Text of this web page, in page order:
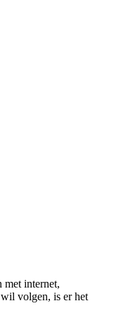
met internet,
volgen, is er het